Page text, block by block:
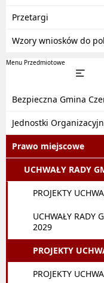
Przetargi
Wzory wniosków do
Menu Przedmiotowe
Bezpieczna Gmina
Jednostki
Prawo miejscowe
UCHWAŁY RADY
PROJEKTY
UCHWAŁY RADY
2029
PROJEKTY
PROJEKTY